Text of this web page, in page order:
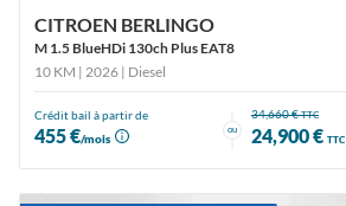
CITROEN BERLINGO
M 1.5 BlueHDi 130ch Plus EAT8
10 KM | 2026 | Diesel
Crédit bail à partir de
455 €/mois
ou
34,660 €TTC
24,900 € TTC